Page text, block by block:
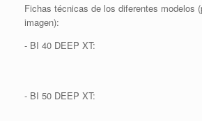
Fichas técnicas de los diferentes modelos
imagen):
- BI 40 DEEP XT:
- BI 50 DEEP XT: